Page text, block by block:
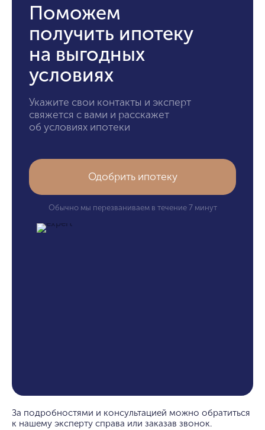
Поможем
получить ипотеку
на выгодных
условиях
Укажите свои контакты и эксперт
свяжется с вами и расскажет
об условиях ипотеки
Одобрить ипотеку
Обычно мы перезваниваем в течение 7 минут
За подробностями и консультацией можно обратиться
к нашему эксперту справа или заказав звонок.